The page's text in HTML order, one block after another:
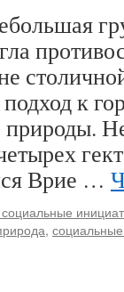
к
Врие …
,